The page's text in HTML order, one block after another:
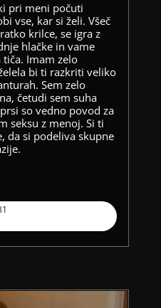
pri meni počuti
vse, kar si želi. Všeč
krilce, se igra z
hlačke in vame
Imam zelo
bi ti razkriti veliko
Sem zelo
četudi sem suha
so vedno povod za
seksu z menoj. Si ti
da si podeliva skupne